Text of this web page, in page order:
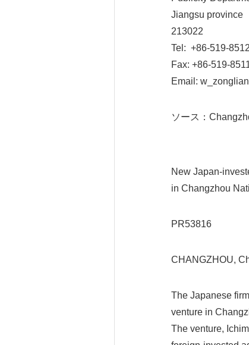
Jiangsu province
213022
Tel: +86-519-
Fax: +86-519-
Email:
ソース：
New Japan-
in Changzhou
PR53816
CHANGZHOU,
The Japanese
venture in
The venture,